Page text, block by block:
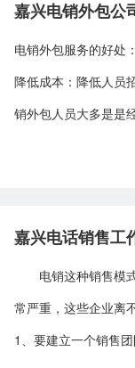
嘉兴电销外包公
电销外包服务的好处
降低成本：降低人员
销外包人员大多是是
嘉兴电话销售工
电销这种销售模式
常严重，这些企业
1、要建立一个销售